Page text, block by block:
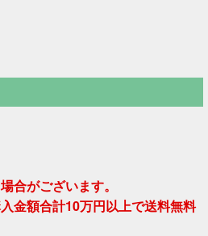
合がございます。
金額合計10万円以上で送料無料